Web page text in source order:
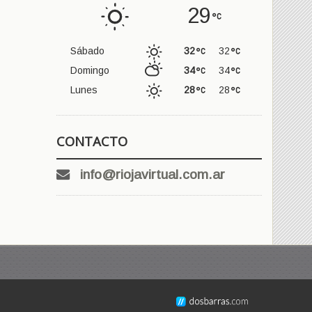
29
Sábado 32
32
Domingo
34
34
Lunes
28
28
CONTACTO
info@riojavirtual.com.ar